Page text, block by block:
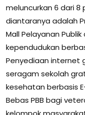
meluncurkan 6 dari
diantaranya adalah
Mall Pelayanan
kependudukan
Penyediaan internet
seragam sekolah
kesehatan berbasis
Bebas PBB bagi